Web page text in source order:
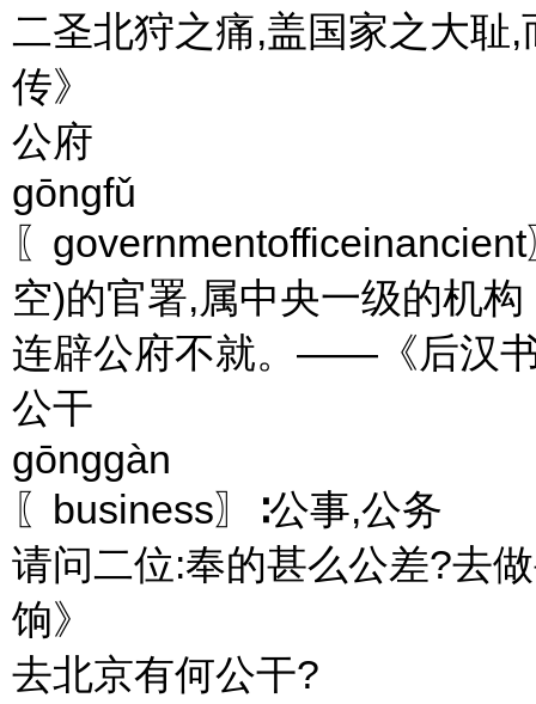
二圣北狩之痛,盖国家之大
传》
公府
gōngfǔ
〖
空)的官署,属中央一级的机构
连辟公府不就。——《后汉
公干
gōnggàn
〖business〗∶公事,公务
请问二位:奉的甚么公差?去
饷》
去北京有何公干?